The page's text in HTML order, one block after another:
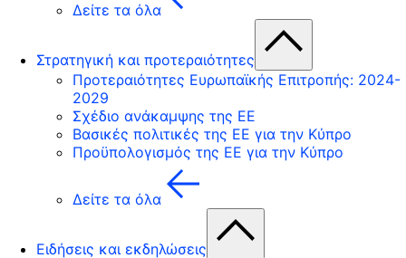
Δείτε τα όλα
Στρατηγική και προτεραιότητες
Προτεραιότητες Ευρωπαϊκής Επιτροπής: 2024-
2029
Σχέδιο ανάκαμψης της ΕΕ
Βασικές πολιτικές της ΕΕ για την Κύπρο
Προϋπολογισμός της ΕΕ για την Κύπρο
Δείτε τα όλα
Ειδήσεις και εκδηλώσεις